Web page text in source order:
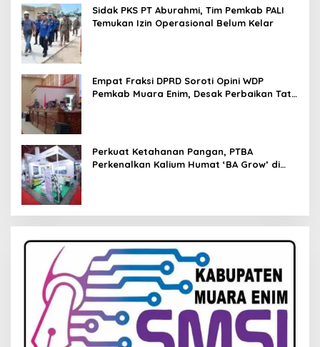
Sidak PKS PT Aburahmi, Tim Pemkab PALI
Temukan Izin Operasional Belum Kelar
Empat Fraksi DPRD Soroti Opini WDP
Pemkab Muara Enim, Desak Perbaikan Tata
Perkuat Ketahanan Pangan, PTBA
Perkenalkan Kalium Humat ‘BA Grow’ di